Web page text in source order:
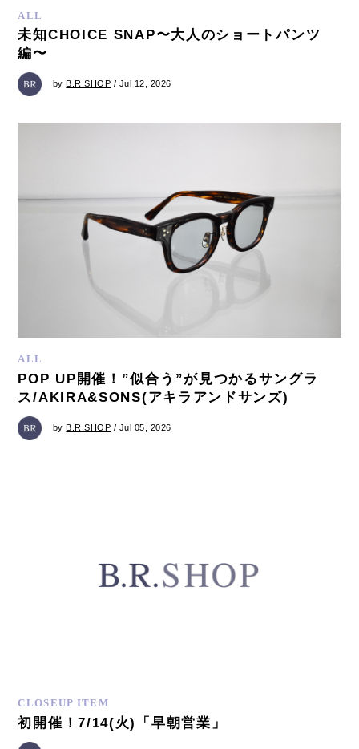
ALL
未知CHOICE SNAP〜大人のショートパンツ
編〜
byB.R.SHOP / Jul 12, 2026
ALL
POP UP開催！”似合う”が見つかるサングラ
ス/AKIRA&SONS(アキラアンドサンズ)
byB.R.SHOP / Jul 05, 2026
CLOSEUP ITEM
初開催！7/14(火)「早朝営業」